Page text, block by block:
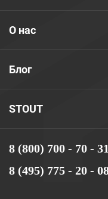
8 (800) 700 - 70 - 31
8 (495) 775 - 20 -
STOUT
Блог
О нас